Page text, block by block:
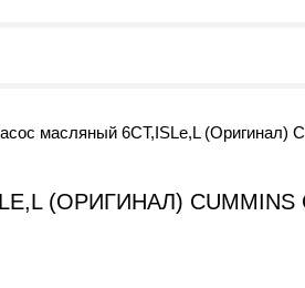
масляный 6CT,ISLe,L (Оригинал)
(ОРИГИНАЛ)